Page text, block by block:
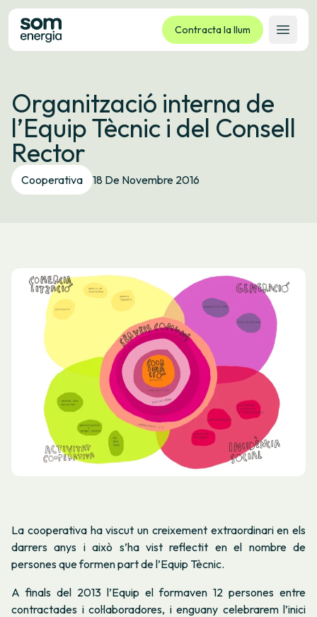
Contracta la llum
Obrir
Tarifes
Serveis
Empreses
La cooperativa
Contacte
Organització interna de
l’Equip Tècnic i del Consell
Rector
Cooperativa 18 De Novembre 2016
La cooperativa ha viscut un creixement extraordinari en els
darrers anys i això s’ha vist reflectit en el nombre de
persones que formen part de l’Equip Tècnic.
A finals del 2013 l’Equip el formaven 12 persones entre
contractades i col·laboradores, i enguany celebrarem l’inici